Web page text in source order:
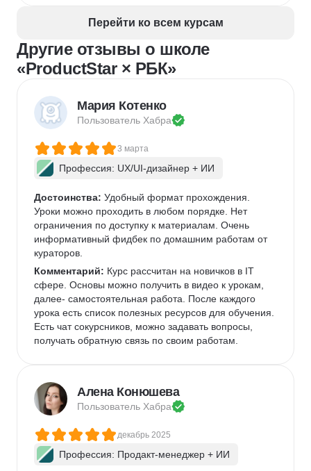
Перейти ко всем курсам
Другие отзывы о школе
«ProductStar × РБК»
Мария Котенко
Пользователь Хабра
3 марта
Профессия: UX/UI-дизайнер + ИИ
Достоинства: Удобный формат прохождения.
Уроки можно проходить в любом порядке. Нет
ограничения по доступку к материалам. Очень
информативный фидбек по домашним работам от
кураторов.
Комментарий: Курс рассчитан на новичков в IT
сфере. Основы можно получить в видео к урокам,
далее- самостоятельная работа. После каждого
урока есть список полезных ресурсов для обучения.
Есть чат сокурсников, можно задавать вопросы,
получать обратную связь по своим работам.
Алена Конюшева
Пользователь Хабра
декабрь 2025
Профессия: Продакт-менеджер + ИИ